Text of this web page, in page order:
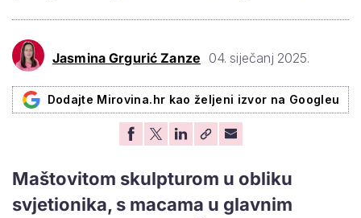
Jasmina Grgurić Zanze 04. siječanj 2025.
Dodajte Mirovina.hr kao željeni izvor na Googleu
Maštovitom skulpturom u obliku
svjetionika, s macama u glavnim